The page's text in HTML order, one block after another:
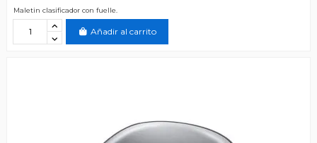
Maletin clasificador con fuelle.
Añadir al carrito